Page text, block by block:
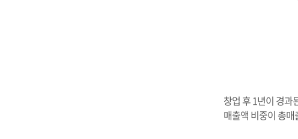
창업 후 1년이 경과
매출액 비중이 총